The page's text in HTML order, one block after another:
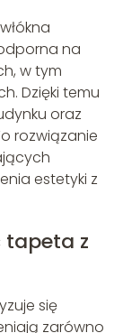
na
w tym
Dzięki temu
oraz
rozwiązanie
estetyki z
tapeta z
się
zarówno